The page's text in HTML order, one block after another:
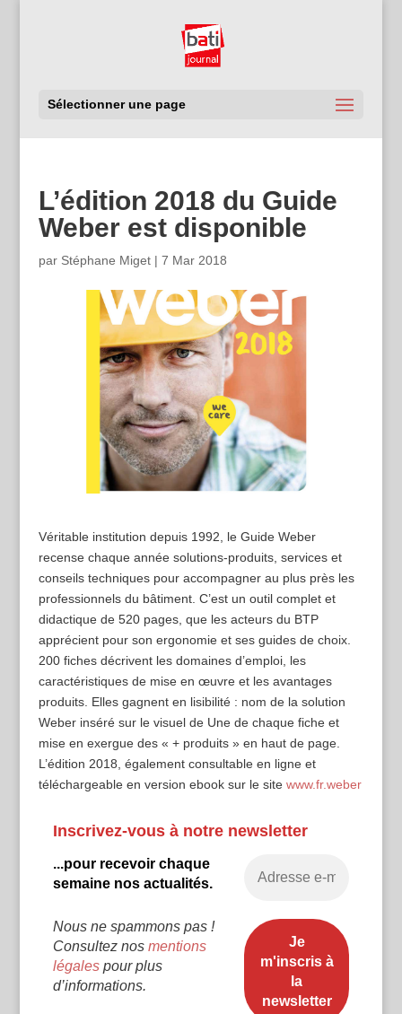
Sélectionner une page
L’édition 2018 du Guide
Weber est disponible
par Stéphane Miget| 7 Mar 2018
Véritable institution depuis 1992, le Guide Weber
recense chaque année solutions-produits, services et
conseils techniques pour accompagner au plus près les
professionnels du bâtiment. C’est un outil complet et
didactique de 520 pages, que les acteurs du BTP
apprécient pour son ergonomie et ses guides de choix.
200 fiches décrivent les domaines d’emploi, les
caractéristiques de mise en œuvre et les avantages
produits. Elles gagnent en lisibilité : nom de la solution
Weber inséré sur le visuel de Une de chaque fiche et
mise en exergue des « + produits » en haut de page.
L’édition 2018, également consultable en ligne et
téléchargeable en version ebook sur le site www.fr.weber
Inscrivez-vous à notre newsletter
...pour recevoir chaque
semaine nos actualités.
Nous ne spammons pas !
Consultez nos mentions
légalespour plus
d’informations.